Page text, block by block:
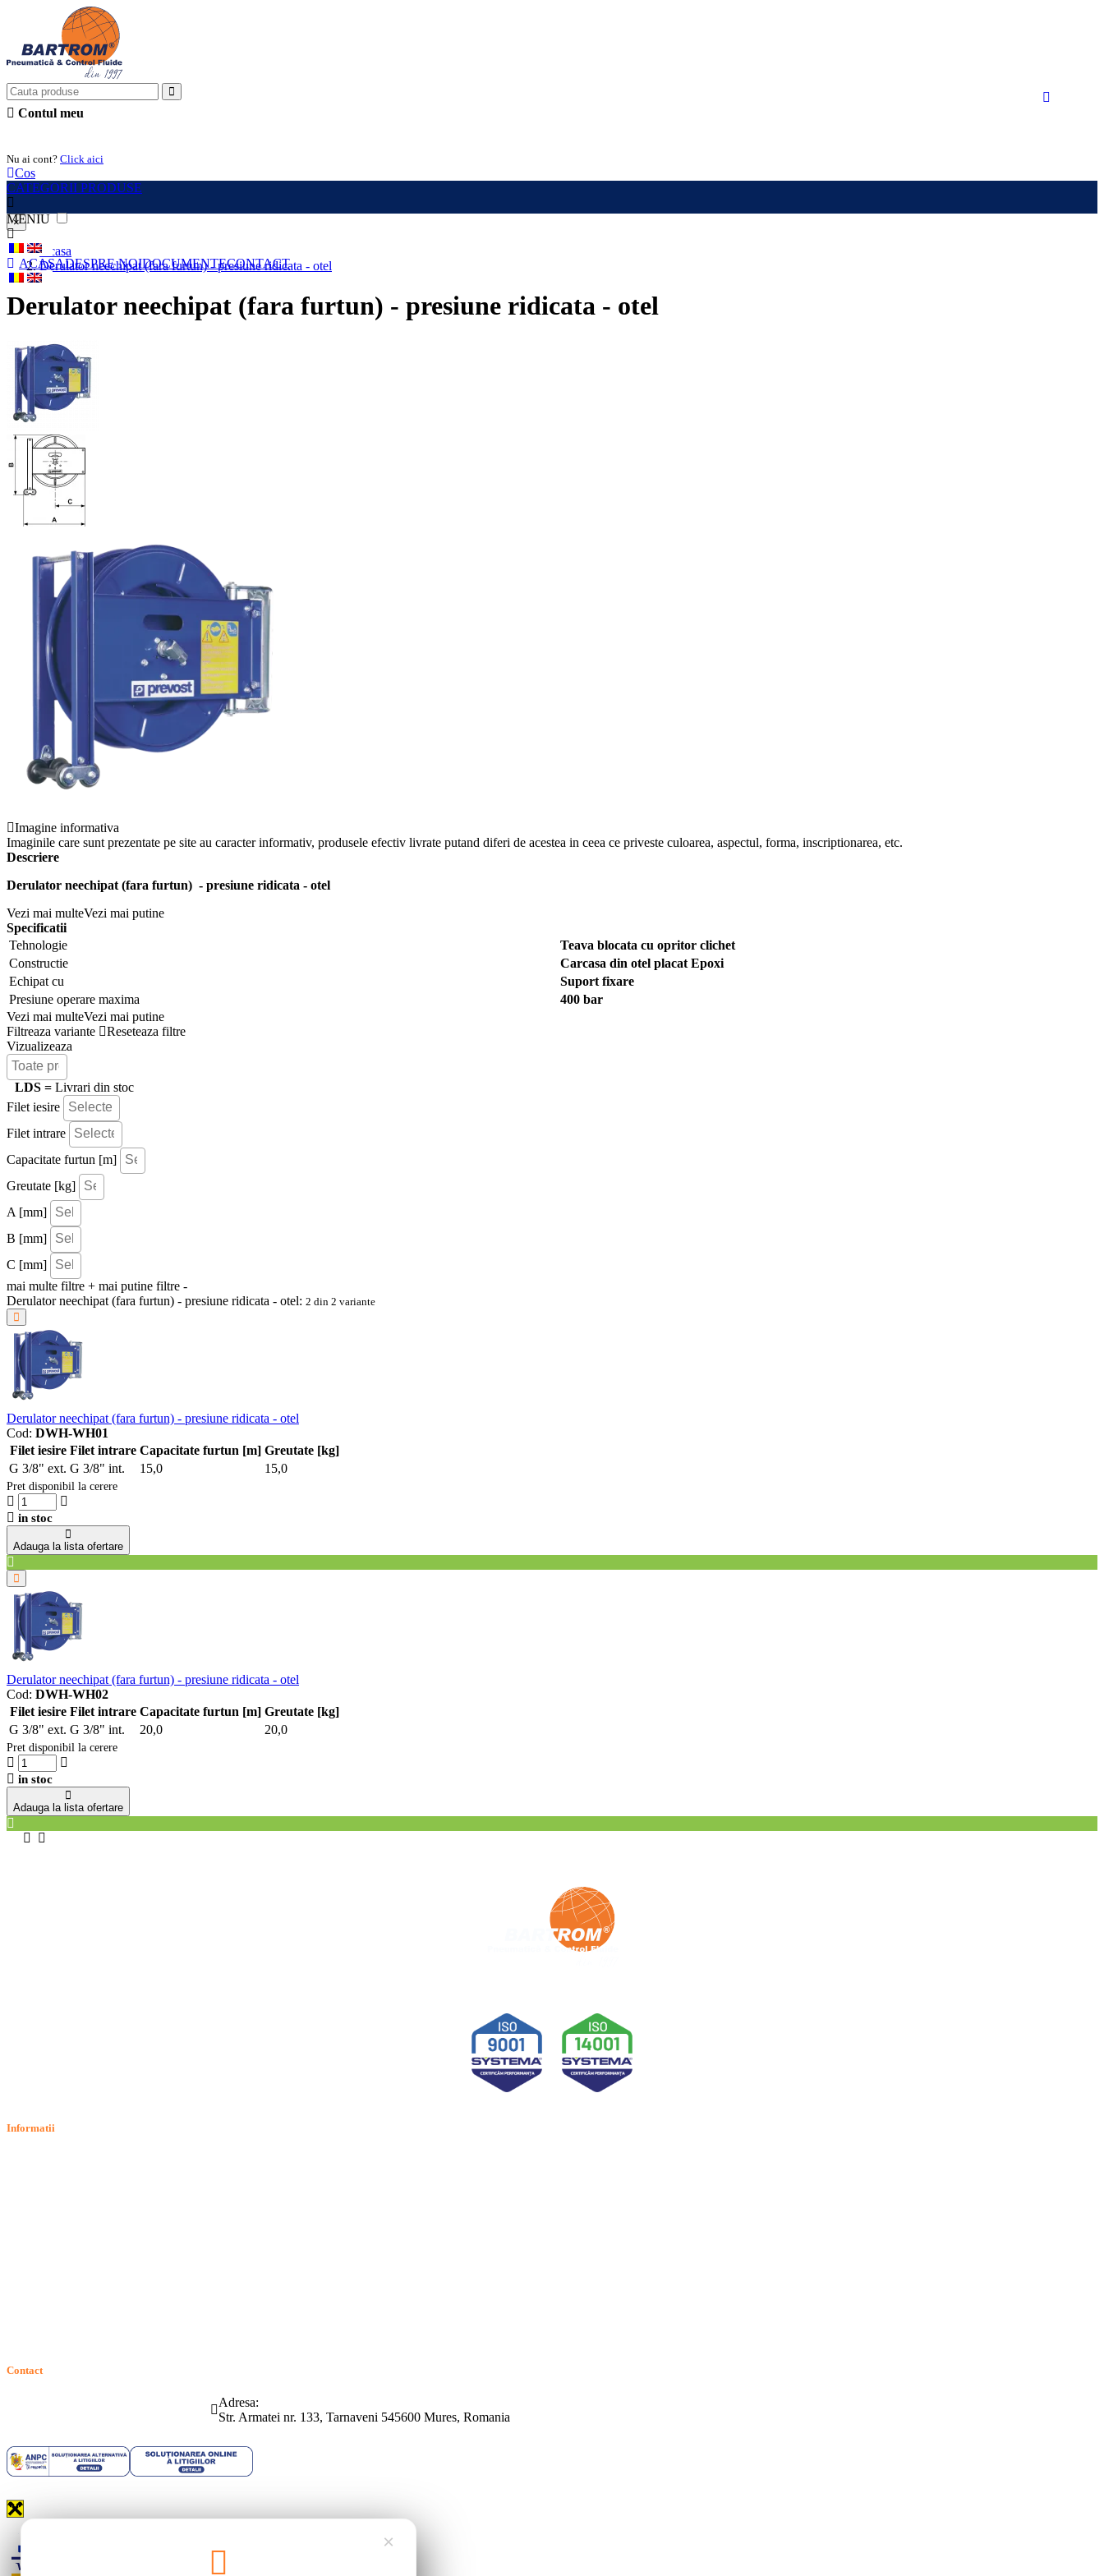
Contul meu
Nu ai cont? Click aici
Cos
CATEGORII PRODUSE
MENIU
ACASADESPRE NOIDOCUMENTECONTACT
×
Acasa
Derulator neechipat (fara furtun) - presiune ridicata - otel
Derulator neechipat (fara furtun) - presiune ridicata - otel
Imagine informativa
Imaginile care sunt prezentate pe site au caracter informativ, produsele efectiv livrate putand diferi de acestea in ceea ce priveste culoarea, aspectul, forma, inscriptionarea, etc.
Descriere
Derulator neechipat (fara furtun) - presiune ridicata - otel
Vezi mai multeVezi mai putine
Specificatii
Tehnologie
Teava blocata cu opritor clichet
Constructie
Carcasa din otel placat Epoxi
Echipat cu
Suport fixare
Presiune operare maxima
400 bar
Vezi mai multeVezi mai putine
Filtreaza variante
Reseteaza filtre
Vizualizeaza
LDS = Livrari din stoc
Filet iesire
Filet intrare
Capacitate furtun [m]
Greutate [kg]
A [mm]
B [mm]
C [mm]
mai multe filtre + mai putine filtre -
Derulator neechipat (fara furtun) - presiune ridicata - otel: 2 din 2 variante
Derulator neechipat (fara furtun) - presiune ridicata - otel
Cod: DWH-WH01
Filet iesire Filet intrare Capacitate furtun [m] Greutate [kg]
G 3/8" ext. G 3/8" int. 15,0 15,0
Pret disponibil la cerere
in stoc
Adauga la lista ofertare
Derulator neechipat (fara furtun) - presiune ridicata - otel
Cod: DWH-WH02
Filet iesire Filet intrare Capacitate furtun [m] Greutate [kg]
G 3/8" ext. G 3/8" int. 20,0 20,0
Pret disponibil la cerere
in stoc
Adauga la lista ofertare
Informatii
Contact
Adresa:
Str. Armatei nr. 133, Tarnaveni 545600 Mures, Romania
×